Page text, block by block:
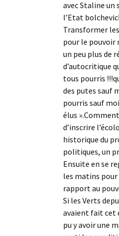
avec Staline un
l’Etat
Transformer
pour le pouvoir
un peu plus de
d’autocritique
tous pourris
des putes sauf
pourris sauf
élus
d’inscrire
historique du
politiques, un
Ensuite en se
les matins
rapport au
Si les Verts
avaient fait
pu y avoir une